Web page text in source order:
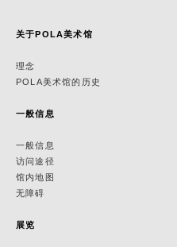
关于POLA美术馆
理念
POLA美术馆的历史
一般信息
一般信息
访问途径
馆内地图
无障碍
展览